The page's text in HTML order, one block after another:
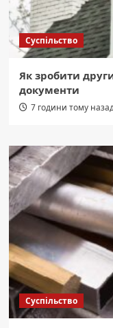
Суспільство
Як зробити
документи
7 години тому
Суспільство